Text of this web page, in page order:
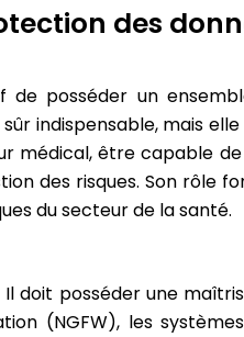
des
posséder un
indispensable, mais
médical, être capable
des risques. Son rôle
du secteur de la santé.
doit posséder une
(NGFW), les